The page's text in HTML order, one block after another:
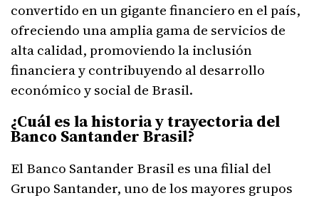
convertido en un gigante financiero en el país,
ofreciendo una amplia gama de servicios de
alta calidad, promoviendo la inclusión
financiera y contribuyendo al desarrollo
económico y social de Brasil.
¿Cuál es la historia y trayectoria del
Banco Santander Brasil?
El Banco Santander Brasil es una filial del
Grupo Santander, uno de los mayores grupos